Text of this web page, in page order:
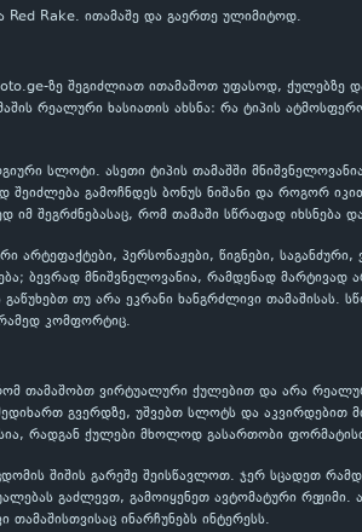
Rake. ითამაშე და გაერთე ულიმიტოდ.
ზე შეგიძლიათ ითამაშოთ უფასოდ, ქულებზე
რეალური ხასიათის ახსნა: რა ტიპის
სლოტი. ასეთი ტიპის თამაშში
გამოჩნდეს ბონუს ნიშანი და როგორ
შეგრძნებასაც, რომ თამაში სწრაფად იხსნება
პერსონაჟები, წიგნები,
ბევრად მნიშვნელოვანია, რამდენად მარტივად
თუ არა ეკრანი ხანგრძლივი თამაშისას.
კომფორტიც.
რომ თამაშობთ ვირტუალური ქულებით და არა
გვერდზე, უშვებთ სლოტს და აკვირდებით
რადგან ქულები მხოლოდ გასართობი
შიშის გარეშე შეისწავლოთ. ჯერ სცადეთ
გაძლევთ, გამოიყენეთ ავტომატური რეჟიმი.
ინარჩუნებს ინტერესს.